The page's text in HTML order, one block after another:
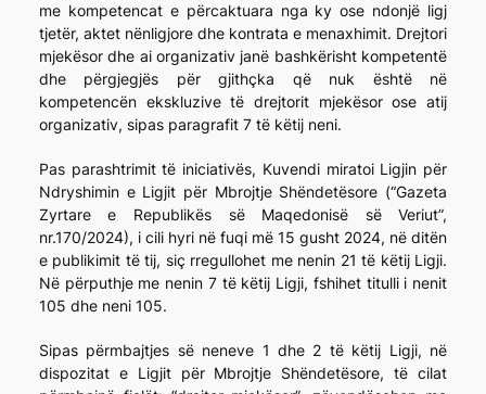
me kompetencat e përcaktuara nga ky ose ndonjë ligj
tjetër, aktet nënligjore dhe kontrata e menaxhimit. Drejtori
mjekësor dhe ai organizativ janë bashkërisht kompetentë
dhe përgjegjës për gjithçka që nuk është në
kompetencën ekskluzive të drejtorit mjekësor ose atij
organizativ, sipas paragrafit 7 të këtij neni.
Pas parashtrimit të iniciativës, Kuvendi miratoi Ligjin për
Ndryshimin e Ligjit për Mbrojtje Shëndetësore (“Gazeta
Zyrtare e Republikës së Maqedonisë së Veriut”,
nr.170/2024), i cili hyri në fuqi më 15 gusht 2024, në ditën
e publikimit të tij, siç rregullohet me nenin 21 të këtij Ligji.
Në përputhje me nenin 7 të këtij Ligji, fshihet titulli i nenit
105 dhe neni 105.
Sipas përmbajtjes së neneve 1 dhe 2 të këtij Ligji, në
dispozitat e Ligjit për Mbrojtje Shëndetësore, të cilat